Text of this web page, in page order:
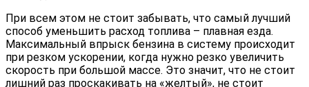
При всем этом не стоит забывать, что самый лучший
способ уменьшить расход топлива – плавная езда.
Максимальный впрыск бензина в систему происходит
при резком ускорении, когда нужно резко увеличить
скорость при большой массе. Это значит, что не стоит
лишний раз проскакивать на «желтый», не стоит